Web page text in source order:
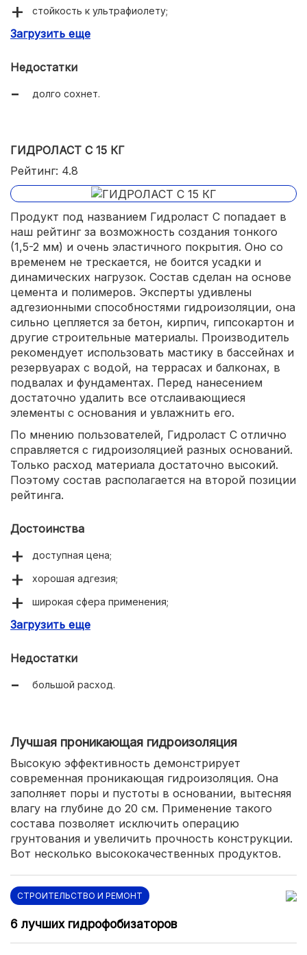
стойкость к ультрафиолету;
простота нанесения.
Загрузить еще
Недостатки
долго сохнет.
ГИДРОЛАСТ С 15 КГ
Рейтинг: 4.8
Продукт под названием Гидроласт С попадает в
наш рейтинг за возможность создания тонкого
(1,5-2 мм) и очень эластичного покрытия. Оно со
временем не трескается, не боится усадки и
динамических нагрузок. Состав сделан на основе
цемента и полимеров. Эксперты удивлены
адгезионными способностями гидроизоляции, она
сильно цепляется за бетон, кирпич, гипсокартон и
другие строительные материалы. Производитель
рекомендует использовать мастику в бассейнах и
резервуарах с водой, на террасах и балконах, в
подвалах и фундаментах. Перед нанесением
достаточно удалить все отслаивающиеся
элементы с основания и увлажнить его.
По мнению пользователей, Гидроласт С отлично
справляется с гидроизоляцией разных оснований.
Только расход материала достаточно высокий.
Поэтому состав располагается на второй позиции
рейтинга.
Достоинства
доступная цена;
хорошая адгезия;
широкая сфера применения;
эластичность.
Загрузить еще
Недостатки
большой расход.
Лучшая проникающая гидроизоляция
Высокую эффективность демонстрирует
современная проникающая гидроизоляция. Она
заполняет поры и пустоты в основании, вытесняя
влагу на глубине до 20 см. Применение такого
состава позволяет исключить операцию
грунтования и увеличить прочность конструкции.
Вот несколько высококачественных продуктов.
СТРОИТЕЛЬСТВО И РЕМОНТ
6 лучших гидрофобизаторов